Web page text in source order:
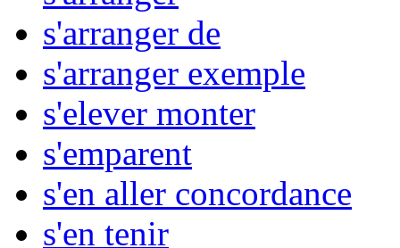
s'arranger de
s'arranger exemple
s'elever monter
s'emparent
s'en aller concordance
s'en tenir